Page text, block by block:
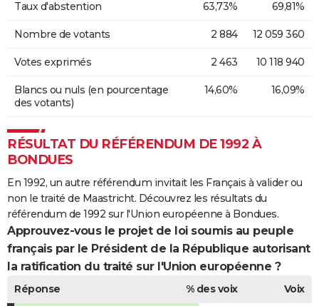
Taux d'abstention 63,73% 69,81%
Nombre de votants 2 884 12 059 360
Votes exprimés 2 463 10 118 940
Blancs ou nuls (en pourcentage
des votants)
14,60% 16,09%
RÉSULTAT DU RÉFÉRENDUM DE 1992 À
BONDUES
En 1992, un autre référendum invitait les Français à valider ou
non le traité de Maastricht. Découvrez les résultats du
référendum de 1992 sur l'Union européenne à Bondues.
Approuvez-vous le projet de loi soumis au peuple
français par le Président de la République autorisant
la ratification du traité sur l'Union européenne ?
Réponse % des voix
Voix